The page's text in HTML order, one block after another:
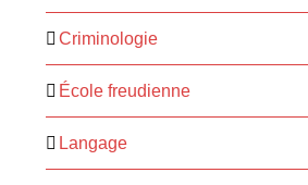
Criminologie
École freudienne
Langage